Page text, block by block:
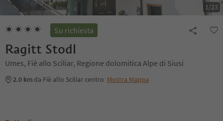
1/23
Su richiesta
Ragitt Stodl
Umes, Fiè allo Sciliar, Regione dolomitica Alpe di Siusi
2.0 km da Fiè allo Sciliar centro Mostra Mappa